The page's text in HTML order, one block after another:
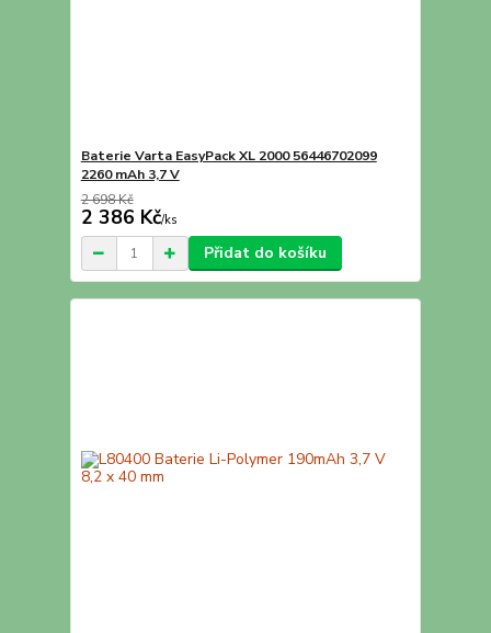
Baterie Varta EasyPack XL 2000 56446702099
2260 mAh 3,7 V
2 698 Kč
2 386 Kč/ks
Přidat do košíku